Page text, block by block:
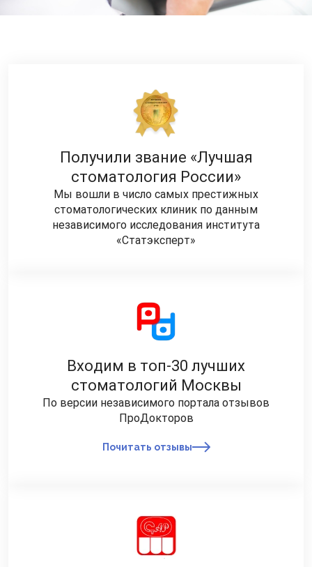
Получили звание «Лучшая
стоматология России»
Мы вошли в число самых престижных
стоматологических клиник по данным
независимого исследования института
«Статэксперт»
Входим в топ-30 лучших
стоматологий Москвы
По версии независимого портала отзывов
ПроДокторов
Почитать отзывы